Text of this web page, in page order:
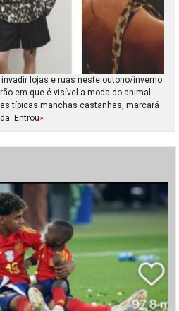
lojas e ruas neste outono/inverno
em que é visível a moda do animal
típicas manchas castanhas, marcará
Entrou»